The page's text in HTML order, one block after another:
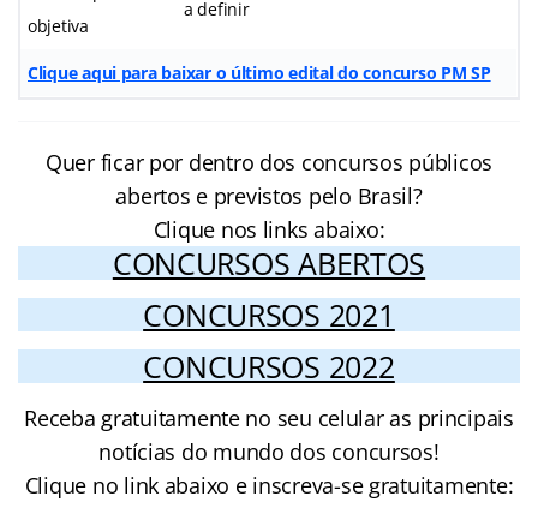
objetiva
a definir
Clique aqui para baixar o último edital do concurso PM SP
Quer ficar por dentro dos concursos públicos
abertos e previstos pelo Brasil?
Clique nos links abaixo:
CONCURSOS ABERTOS
CONCURSOS 2021
CONCURSOS 2022
Receba gratuitamente no seu celular as principais
notícias do mundo dos concursos!
Clique no link abaixo e inscreva-se gratuitamente: